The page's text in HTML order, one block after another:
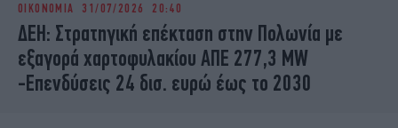
ΟΙΚΟΝΟΜΙΑ 31/07/2026 20:40
ΔΕΗ: Στρατηγική επέκταση στην Πολωνία με
εξαγορά χαρτοφυλακίου ΑΠΕ 277,3 MW
-Επενδύσεις 24 δισ. ευρώ έως το 2030